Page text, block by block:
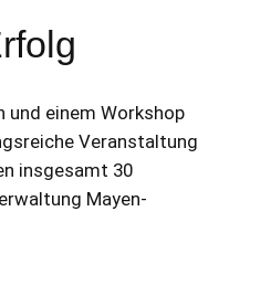
und einem Workshop
Veranstaltung
insgesamt 30
Mayen-